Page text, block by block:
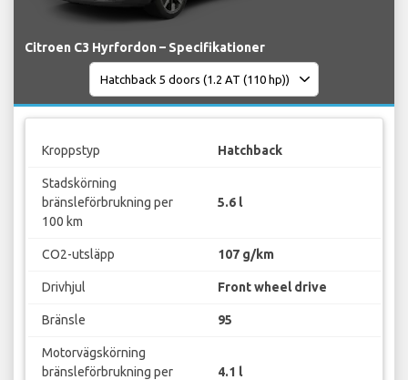
Citroen C3 Hyrfordon – Specifikationer
Kroppstyp Hatchback
Stadskörning
bränsleförbrukning per
100 km
5.6 l
CO2-utsläpp 107 g/km
Drivhjul Front wheel drive
Bränsle 95
Motorvägskörning
bränsleförbrukning per
4.1 l